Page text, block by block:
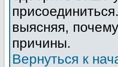
выясняя,
причины.
Вернуться к